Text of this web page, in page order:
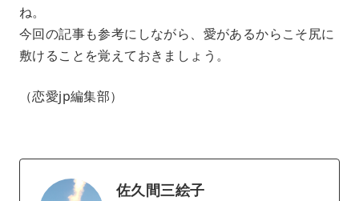
ね。
今回の記事も参考にしながら、愛があるからこそ尻に
敷けることを覚えておきましょう。
（恋愛jp編集部）
佐久間三絵子